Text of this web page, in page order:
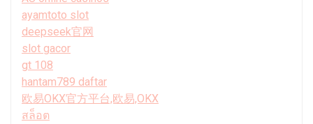
ayamtoto slot
deepseek官网
slot gacor
gt 108
hantam789 daftar
欧易OKX官方平台,欧易,OKX
สล็อต